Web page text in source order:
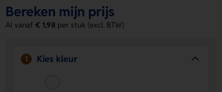
Zonneschermen zijn handig, licht en leuk om te
personaliseren. Bestel of vraag een prijs op.
Zonneschermen
Bescherming tegen felle zon
Bereken mijn prijs
Al vanaf€ 1,98 per stuk (excl. BTW)
1 Kies kleur